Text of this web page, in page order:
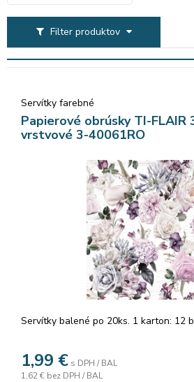
Filter produktov
Servítky farebné
Papierové obrúsky TI-FLAIR
vrstvové 3-40061RO
Servítky balené po 20ks. 1 karton: 12
1,99 € s DPH / BAL
1,62 € bez DPH / BAL